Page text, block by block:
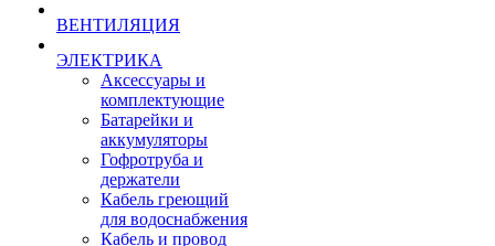
ВЕНТИЛЯЦИЯ
ЭЛЕКТРИКА
Аксессуары и
комплектующие
Батарейки и
аккумуляторы
Гофротруба и
держатели
Кабель греющий
для водоснабжения
Кабель и провод